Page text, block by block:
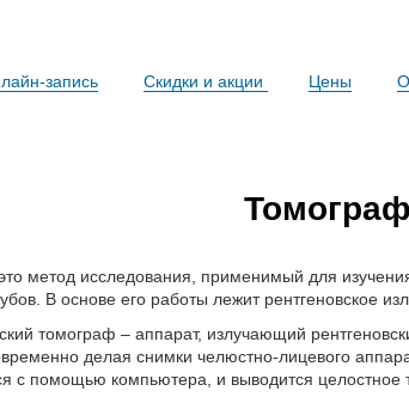
запись Скидки и акции Цены
Томограф
метод исследования, применимый для
В основе его работы лежит рентгеновское
томограф – аппарат, излучающий
делая снимки челюстно-лицевого
с помощью компьютера, и выводится целостное